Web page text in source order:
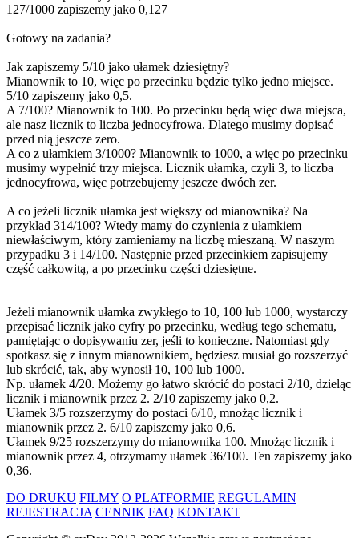
127/1000 zapiszemy jako 0,127
Gotowy na zadania?
Jak zapiszemy 5/10 jako ułamek dziesiętny?
Mianownik to 10, więc po przecinku będzie tylko jedno miejsce.
5/10 zapiszemy jako 0,5.
A 7/100? Mianownik to 100. Po przecinku będą więc dwa miejsca,
ale nasz licznik to liczba jednocyfrowa. Dlatego musimy dopisać
przed nią jeszcze zero.
A co z ułamkiem 3/1000? Mianownik to 1000, a więc po przecinku
musimy wypełnić trzy miejsca. Licznik ułamka, czyli 3, to liczba
jednocyfrowa, więc potrzebujemy jeszcze dwóch zer.
A co jeżeli licznik ułamka jest większy od mianownika? Na
przykład 314/100? Wtedy mamy do czynienia z ułamkiem
niewłaściwym, który zamieniamy na liczbę mieszaną. W naszym
przypadku 3 i 14/100. Następnie przed przecinkiem zapisujemy
część całkowitą, a po przecinku części dziesiętne.
Jeżeli mianownik ułamka zwykłego to 10, 100 lub 1000, wystarczy
przepisać licznik jako cyfry po przecinku, według tego schematu,
pamiętając o dopisywaniu zer, jeśli to konieczne. Natomiast gdy
spotkasz się z innym mianownikiem, będziesz musiał go rozszerzyć
lub skrócić, tak, aby wynosił 10, 100 lub 1000.
Np. ułamek 4/20. Możemy go łatwo skrócić do postaci 2/10, dzieląc
licznik i mianownik przez 2. 2/10 zapiszemy jako 0,2.
Ułamek 3/5 rozszerzymy do postaci 6/10, mnożąc licznik i
mianownik przez 2. 6/10 zapiszemy jako 0,6.
Ułamek 9/25 rozszerzymy do mianownika 100. Mnożąc licznik i
mianownik przez 4, otrzymamy ułamek 36/100. Ten zapiszemy jako
0,36.
DO DRUKU FILMY O PLATFORMIE REGULAMIN
REJESTRACJA CENNIK FAQ KONTAKT